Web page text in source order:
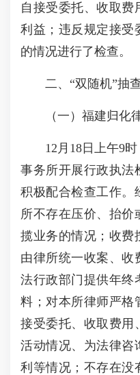
自接受委托、收取费
利益；违反规定接受
的情况进行了检查。
二、“双随机”抽
（一）福建归化律
12月18日上午9时
事务所开展行政执法
积极配合检查工作。
所不存在压价、抬价
揽业务的情况；收费
由律所统一收案、收
法行政部门提供年终
料；对本所律师严格
接受委托、收取费用
活动情况、为法律咨
利等情况；不存在没